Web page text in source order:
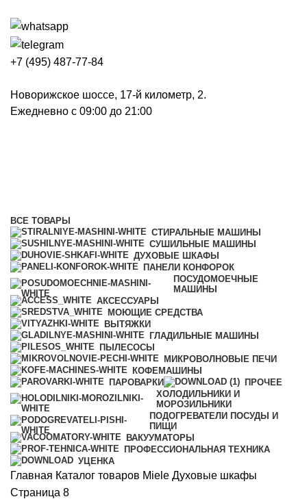
+7 (495) 487-77-84
Новорижское шоссе, 17-й километр, 2.
Ежедневно с 09:00 до 21:00
ВСЕ ТОВАРЫ
СТИРАЛЬНЫЕ МАШИНЫ
СУШИЛЬНЫЕ МАШИНЫ
ДУХОВЫЕ ШКАФЫ
ПАНЕЛИ КОНФОРОК
ПОСУДОМОЕЧНЫЕ
МАШИНЫ
АКСЕССУАРЫ
МОЮЩИЕ СРЕДСТВА
ВЫТЯЖКИ
ГЛАДИЛЬНЫЕ МАШИНЫ
ПЫЛЕСОСЫ
МИКРОВОЛНОВЫЕ ПЕЧИ
КОФЕМАШИНЫ
ПАРОВАРКИ
ПРОЧЕЕ
ХОЛОДИЛЬНИКИ И
МОРОЗИЛЬНИКИ
ПОДОГРЕВАТЕЛИ ПОСУДЫ И
ПИЩИ
ВАКУУМАТОРЫ
ПРОФЕССИОНАЛЬНАЯ ТЕХНИКА
УЦЕНКА
Главная Каталог товаров Miele Духовые шкафы
Страница 8